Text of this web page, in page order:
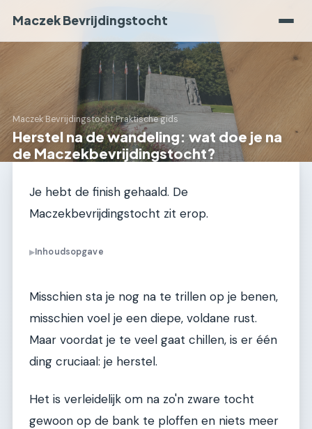
Maczek Bevrijdingstocht
Maczek Bevrijdingstocht›Praktische gids
Herstel na de wandeling: wat doe je na
de Maczekbevrijdingstocht?
Je hebt de finish gehaald. De
Maczekbevrijdingstocht zit erop.
▶Inhoudsopgave
Misschien sta je nog na te trillen op je benen,
misschien voel je een diepe, voldane rust.
Maar voordat je te veel gaat chillen, is er één
ding cruciaal: je herstel.
Het is verleidelijk om na zo'n zware tocht
gewoon op de bank te ploffen en niets meer